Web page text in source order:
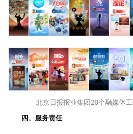
北京日报报业集团20个融媒体工
四、服务责任